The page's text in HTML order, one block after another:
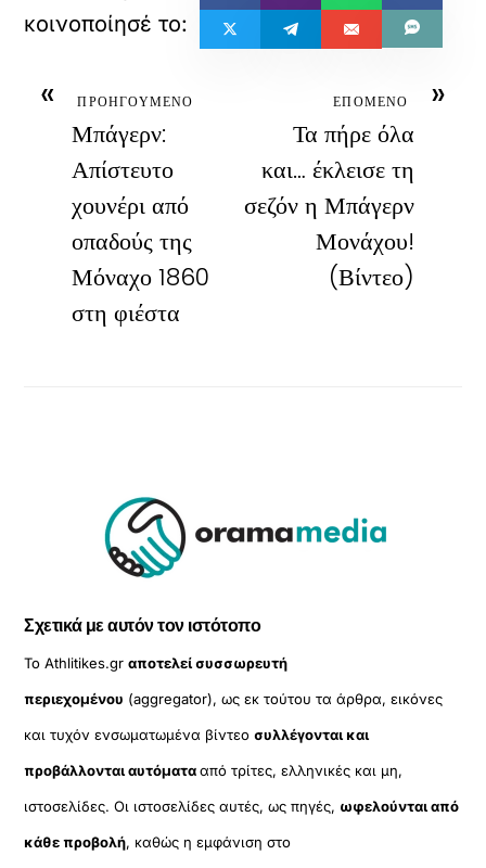
« ΠΡΟΗΓΟΥΜΕΝΟ
Μπάγερν:
Απίστευτο
χουνέρι από
οπαδούς της
Μόναχο 1860
στη φιέστα
»
ΕΠΟΜΕΝΟ
Τα πήρε όλα
και… έκλεισε τη
σεζόν η Μπάγερν
Μονάχου!
(Βίντεο)
Σχετικά με αυτόν τον ιστότοπο
Το Athlitikes.grαποτελεί συσσωρευτή
περιεχομένου (aggregator), ως εκ τούτου τα άρθρα, εικόνες
και τυχόν ενσωματωμένα βίντεοσυλλέγονται και
προβάλλονται αυτόματααπό τρίτες, ελληνικές και μη,
ιστοσελίδες. Οι ιστοσελίδες αυτές, ως πηγές, ωφελούνται από
κάθε προβολή, καθώς η εμφάνιση στο